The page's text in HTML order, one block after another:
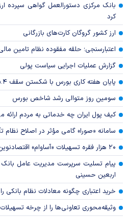
بانک مرکزی دستورالعمل گواهی سپرده
کرد
ارز کشور گروگان کارت‌های بازرگانی
اعتبارسنجی؛ حلقه مفقوده نظام تامین
گزارش عملیات اجرایی سیاست پولی
پایان هفته کاری بورس با شکستن سقف ۵.۴ میلیون واحد
سومین روز متوالی رشد شاخص بورس
کیف پول ایران چه خدماتی به مردم ارائه
سامانه «صورا» گامی مؤثر در اصلاح نظام
۲۰ هزار فقره تسهیلات «آساوام» اقتصادنوین پرداخت شد
پیام تسلیت سرپرست مدیریت عامل بانک
اربعین حسینی
خرید اعتباری چگونه معادلات نظام بانکی
وثیقه‌محوری تعاونی‌ها را از چرخه